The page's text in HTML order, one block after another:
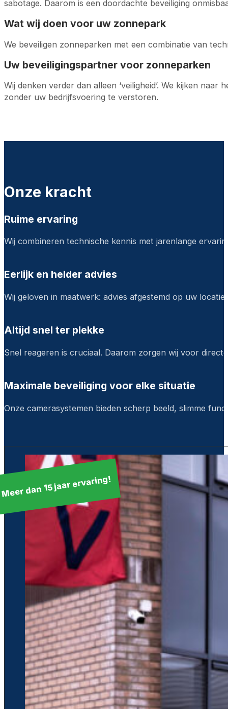
sabotage. Daarom is een doordachte beveiliging
Wat wij doen voor uw zonnepark
We beveiligen zonneparken met een combinatie van
Uw beveiligingspartner voor zonneparken
Wij denken verder dan alleen ‘veiligheid’. We kijken
zonder uw bedrijfsvoering te verstoren.
Onze kracht
Ruime ervaring
Wij combineren technische kennis met jarenlange
Eerlijk en helder advies
Wij geloven in maatwerk: advies afgestemd op uw locatie
Altijd snel ter plekke
Snel reageren is cruciaal. Daarom zorgen wij voor
Maximale beveiliging voor elke situatie
Onze camerasystemen bieden scherp beeld, slimme
Meer dan 15 jaar ervaring!